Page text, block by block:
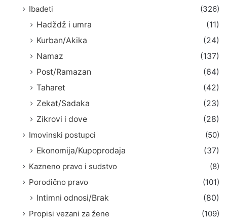
Ibadeti
(326)
Hadždž i umra
(11)
Kurban/Akika
(24)
Namaz
(137)
Post/Ramazan
(64)
Taharet
(42)
Zekat/Sadaka
(23)
Zikrovi i dove
(28)
Imovinski postupci
(50)
Ekonomija/Kupoprodaja
(37)
Kazneno pravo i sudstvo
(8)
Porodično pravo
(101)
Intimni odnosi/Brak
(80)
Propisi vezani za žene
(109)